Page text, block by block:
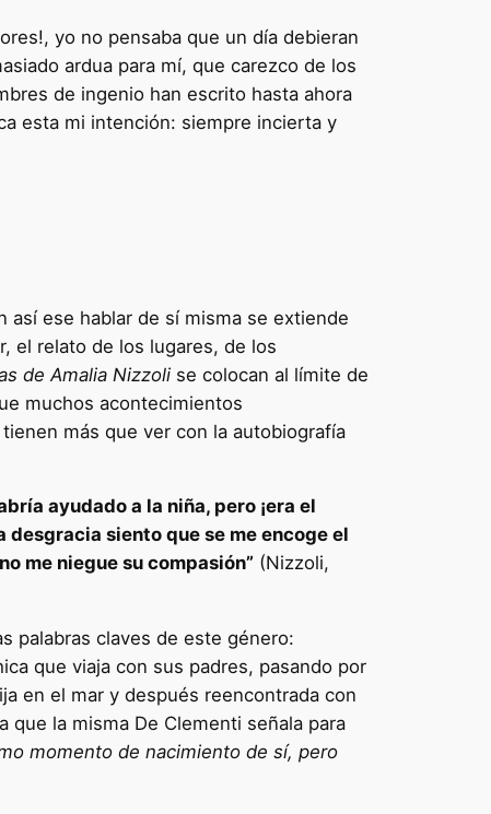
yo no pensaba que un día debieran
ardua para mí, que carezco de los
de ingenio han escrito hasta ahora
esta mi intención: siempre incierta y
así ese hablar de sí misma se extiende
el relato de los lugares, de los
de Amalia Nizzoli se colocan al límite de
muchos acontecimientos
más que ver con la autobiografía
ayudado a la niña, pero ¡era el
siento que se me encoge el
me niegue su compasión” (Nizzoli,
palabras claves de este género:
que viaja con sus padres, pasando por
en el mar y después reencontrada con
que la misma De Clementi señala para
momento de nacimiento de sí, pero